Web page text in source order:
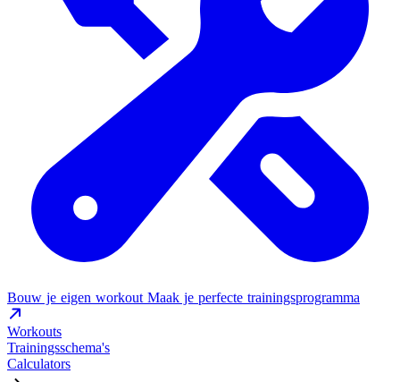
Bouw je eigen workout Maak je perfecte trainingsprogramma
Workouts
Trainingsschema's
Calculators